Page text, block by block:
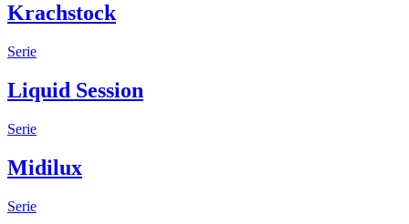
Krachstock
Serie
Liquid Session
Serie
Midilux
Serie